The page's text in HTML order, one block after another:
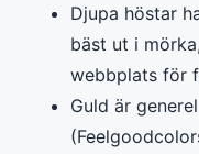
Djupa höstar
bäst ut i
webbplats för
Guld är